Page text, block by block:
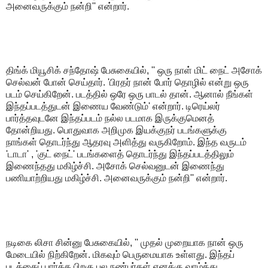
அனைவருக்கும் நன்றி'' என்றார்.
திங்க் மியூசிக் சந்தோஷ் பேசுகையில், '' ஒரு நாள் மிட் நைட் அசோக்
செல்வன் போன் செய்தார். 'பிரதர் நான் போர் தொழில் என்று ஒரு
படம் செய்கிறேன். படத்தில் ஒரே ஒரு பாடல் தான். ஆனால் நீங்கள்
இந்தப்படத்துடன் இணைய வேண்டும்' என்றார். டிரெய்லர்
பார்த்தவுடனே இந்தப்படம் நல்ல படமாக இருக்குமெனத்
தோன்றியது. பொதுவாக அறிமுக இயக்குநர் படங்களுக்கு
நாங்கள் தொடர்ந்து ஆதரவு அளித்து வருகிறோம். இந்த வருடம்
'டாடா' , 'குட் நைட்' படங்களைத் தொடர்ந்து இந்தப்படத்திலும்
இணைந்தது மகிழ்ச்சி. அசோக் செல்வனுடன் இணைந்து
பணியாற்றியது மகிழ்ச்சி. அனைவருக்கும் நன்றி'' என்றார்.
நடிகை லிசா சின்னு பேசுகையில், '' முதல் முறையாக நான் ஒரு
மேடையில் நிற்கிறேன். மிகவும் பெருமையாக உள்ளது. இந்தப்